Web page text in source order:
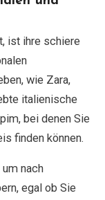
ist ihre schiere
wie Zara,
italienische
bei denen Sie
finden können.
nach
egal ob Sie